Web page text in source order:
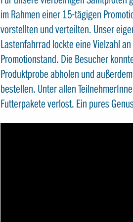
im Rahmen einer 15-tägigen
vorstellten und verteilten. Unser
Lastenfahrrad lockte eine Vielzahl
Promotionstand. Die Besucher
Produktprobe abholen und
bestellen. Unter allen
Futterpakete verlost. Ein pures